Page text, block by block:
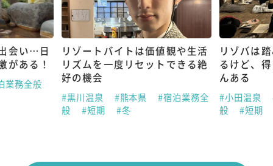
会い…日
がある！
業務全般
リゾートバイトは価値観や生活
リズムを一度リセットできる絶
好の機会
#黒川温泉 #熊本県
#宿泊業務全
般
#短期 #冬
リゾバは
るけど、
んある
#小田温泉
般
#短期